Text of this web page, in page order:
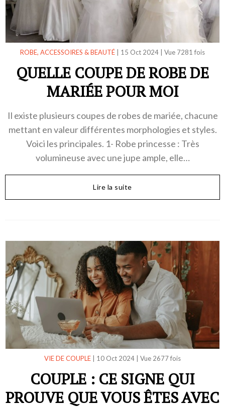
ROBE, ACCESSOIRES & BEAUTÉ 15 Oct 2024 Vue 7281 fois
QUELLE COUPE DE ROBE DE
MARIÉE POUR MOI
Il existe plusieurs coupes de robes de mariée, chacune
mettant en valeur différentes morphologies et styles.
Voici les principales. 1- Robe princesse : Très
volumineuse avec une jupe ample, elle…
Lire la suite
VIE DE COUPLE 10 Oct 2024 Vue 2677 fois
COUPLE : CE SIGNE QUI
PROUVE QUE VOUS ÊTES AVEC